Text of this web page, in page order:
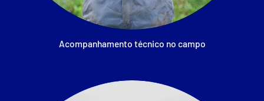
Acompanhamento técnico no campo